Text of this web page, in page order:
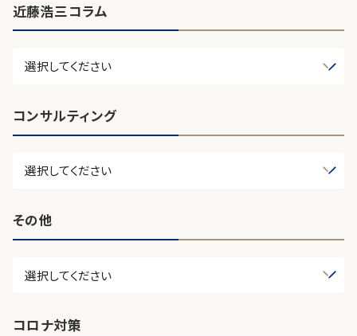
近藤浩三コラム
コンサルティング
その他
コロナ対策